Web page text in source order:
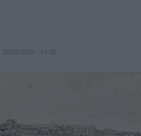
25/02/2020 - 04:00